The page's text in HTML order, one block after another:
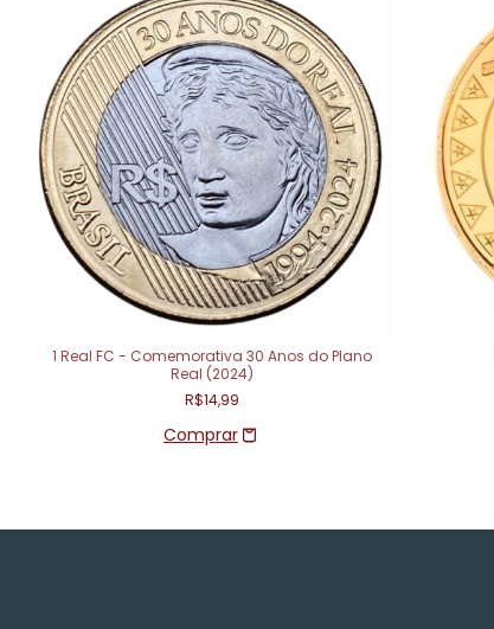
1 Real FC - Comemorativa 30 Anos do Plano
Real (2024)
R$14,99